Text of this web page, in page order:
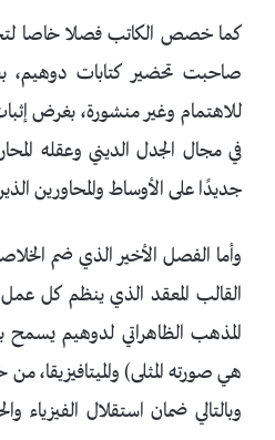
كما خصص الكاتب فصلا خاصا
صاحبت تحضير كتابات دوهيم،
للاهتمام وغير منشورة، بغرض
في مجال الجدل الديني وعقله
جديدًا على الأوساط والمحاورين
وأما الفصل الأخير الذي ضم
القالب المعقد الذي ينظم كل
المذهب الظاهراتي لدوهيم يسمح
هي صورته المثلى) والميتافيزيقا،
وبالتالي ضمان استقلال الفيزياء